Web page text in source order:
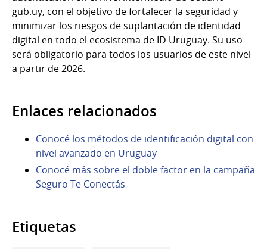
gub.uy, con el objetivo de fortalecer la seguridad y
minimizar los riesgos de suplantación de identidad
digital en todo el ecosistema de ID Uruguay. Su uso
será obligatorio para todos los usuarios de este nivel
a partir de 2026.
Enlaces relacionados
Conocé los métodos de identificación digital con
nivel avanzado en Uruguay
Conocé más sobre el doble factor en la campaña
Seguro Te Conectás
Etiquetas